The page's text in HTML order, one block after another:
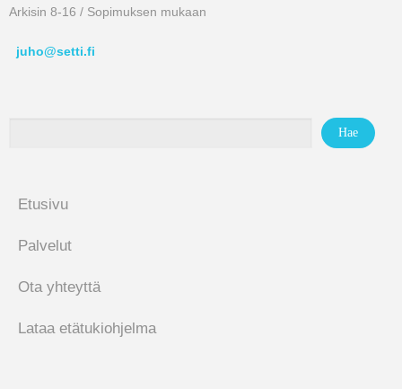
Arkisin 8-16 / Sopimuksen mukaan
juho@setti.fi
Etusivu
Palvelut
Ota yhteyttä
Lataa etätukiohjelma